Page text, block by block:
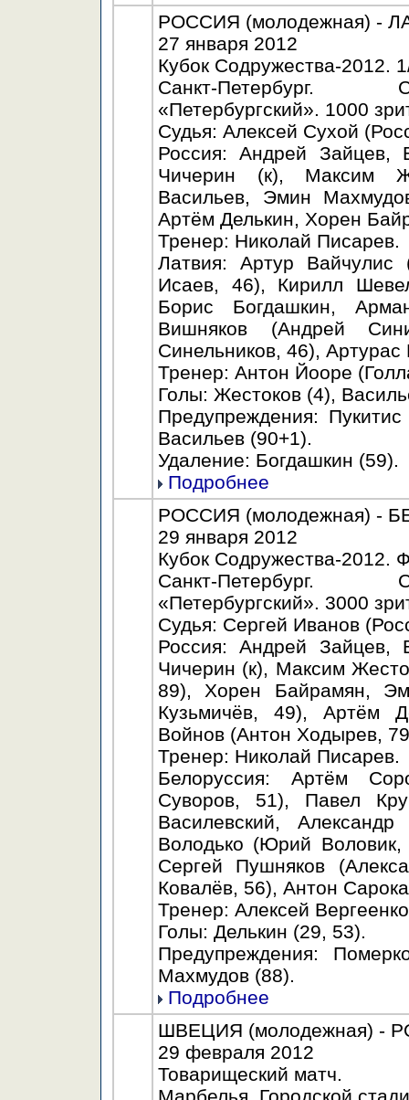
РОССИЯ (молодежная) -
27 января 2012
Кубок Содружества-2012.
Санкт-Петербург.
«Петербургский». 1000
Судья: Алексей Сухой
Россия: Андрей Зайцев,
Чичерин (к), Максим
Васильев, Эмин
Артём Делькин, Хорен
Тренер: Николай Писарев.
Латвия: Артур Вайчулис
Исаев, 46), Кирилл
Борис Богдашкин,
Вишняков (Андрей
Синельников, 46),
Тренер: Антон Йооре
Голы: Жестоков (4),
Предупреждения:
Васильев (90+1).
Удаление: Богдашкин (59).
Подробнее
РОССИЯ (молодежная) -
29 января 2012
Кубок Содружества-2012.
Санкт-Петербург.
«Петербургский». 3000
Судья: Сергей Иванов
Россия: Андрей Зайцев,
Чичерин (к), Максим
89), Хорен Байрамян,
Кузьмичёв, 49), Артём
Войнов (Антон Ходырев,
Тренер: Николай Писарев.
Белоруссия: Артём
Суворов, 51), Павел
Василевский,
Володько (Юрий
Сергей Пушняков
Ковалёв, 56), Антон
Тренер: Алексей
Голы: Делькин (29, 53).
Предупреждения:
Махмудов (88).
Подробнее
ШВЕЦИЯ (молодежная) -
29 февраля 2012
Товарищеский матч.